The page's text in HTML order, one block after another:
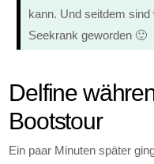
kann. Und seitdem
Seekrank geworden 🙂
Delfine
Bootstour
Ein paar Minuten später